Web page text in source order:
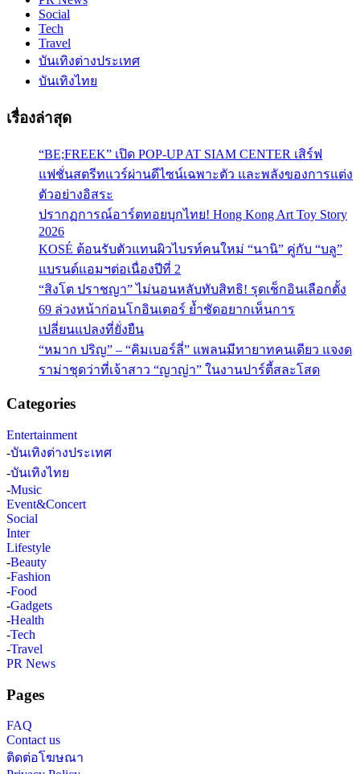
Social
Tech
Travel
บันเทิงต่างประเทศ
บันเทิงไทย
เรื่องล่าสุด
“BE;FREEK” เปิด POP-UP AT SIAM CENTER เสิร์ฟ
แฟชั่นสตรีทแวร์ผ่านดีไซน์เฉพาะตัว และพลังของการแต่ง
ตัวอย่างอิสระ
ปรากฏการณ์อาร์ตทอยบุกไทย! Hong Kong Art Toy Story
2026
KOSÉ ต้อนรับตัวแทนผิวไบรท์คนใหม่ “นานิ” คู่กับ “บลู”
แบรนด์แอมฯต่อเนื่องปีที่ 2
“สิงโต ปราชญา” ไม่นอนหลับทับสิทธิ! รุดเช็กอินเลือกตั้ง
69 ล่วงหน้าก่อนโกอินเตอร์ ย้ำชัดอยากเห็นการ
เปลี่ยนแปลงที่ยั่งยืน
“หมาก ปริญ” – “คิมเบอร์ลี่” แพลนมีทายาทคนเดียว แจงด
ราม่าชุดว่าที่เจ้าสาว “ญาญ่า” ในงานปาร์ตี้สละโสด
Categories
Entertainment
-บันเทิงต่างประเทศ
-บันเทิงไทย
-Music
Event&Concert
Social
Inter
Lifestyle
-Beauty
-Fashion
-Food
-Gadgets
-Health
-Tech
-Travel
PR News
Pages
FAQ
Contact us
ติดต่อโฆษณา